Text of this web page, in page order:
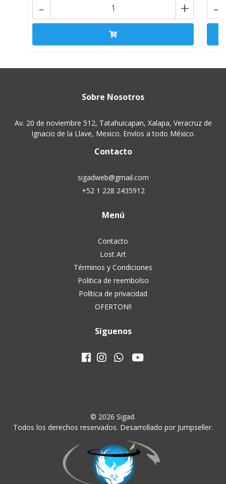
+
- -
Sobre Nosotros
Av. 20 de noviembre 512, Tatahuicapan, Xalapa, Veracruz de
Ignacio de la Llave, Mexico. Envíos a todo México.
Contacto
sigadweb@gmail.com
+52 1 228 2435912
Menú
Contacto
Lost Art
Términos y Condiciones
Politica de reembolso
Política de privacidad
OFERTON!!
Síguenos
© 2026 Sigad.
Todos los derechos reservados. Desarrollado por Jumpseller.